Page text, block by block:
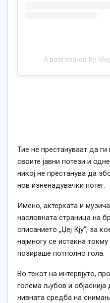
A post shared by
Тие не престануваат да
своите јавни потези и
никој не престанува да
нов изненадувачки потег.
Имено, актерката и
насловната страница на
списанието „Џеј Кју“, за
најмногу се истакна
позираше потполно гола.
Во текот на интервјуто,
голема љубов и објаснија
нивната средба на